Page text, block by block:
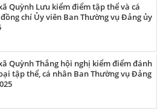
Quỳnh Lưu kiểm điểm tập thể và cá
chí Ủy viên Ban Thường vụ Đảng ủy
Quỳnh Thắng hội nghị kiểm điểm đánh
tập thể, cá nhân Ban Thường vụ Đảng